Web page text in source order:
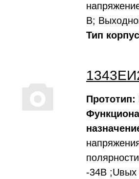
В;
Тип
Прототип:
-34В